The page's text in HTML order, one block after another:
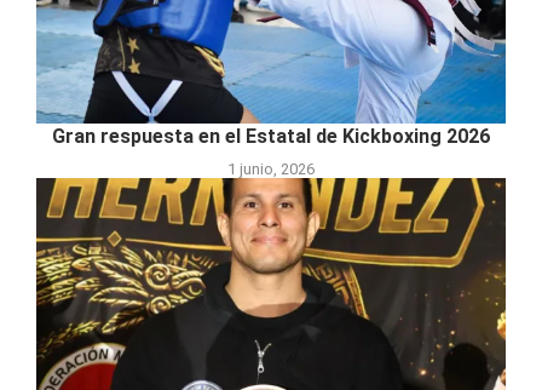
Gran respuesta en el Estatal de Kickboxing 2026
1 junio, 2026